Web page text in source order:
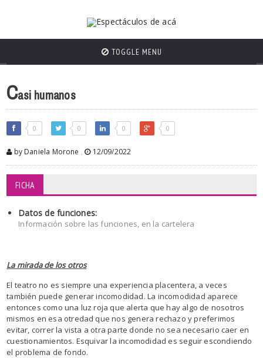
TOGGLE MENU
Casi humanos
0 0 0 0
by Daniela Morone , 12/09/2022
FICHA
Datos de funciones:
Información sobre las funciones, en la cartelera
La mirada de los otros
El teatro no es siempre una experiencia placentera, a veces
también puede generar incomodidad. La incomodidad aparece
entonces como una luz roja que alerta que hay algo de nosotros
mismos en esa otredad que nos genera rechazo y preferimos
evitar, correr la vista a otra parte donde no sea necesario caer en
cuestionamientos. Esquivar la incomodidad es seguir escondiendo
el problema de fondo.